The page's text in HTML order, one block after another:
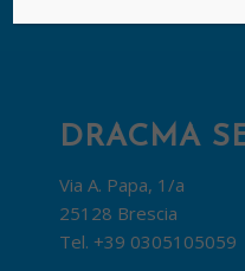
DRACMA
Via A. Papa, 1/a
25128 Brescia
Tel. +39 0305105059